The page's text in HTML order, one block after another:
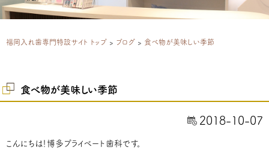
福岡入れ歯専門特設サイト トップ > ブログ > 食べ物が美味しい季節
食べ物が美味しい季節
2018-10-07
こんにちは！博多プライベート歯科です。